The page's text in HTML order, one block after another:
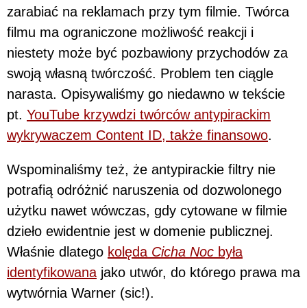
zarabiać na reklamach przy tym filmie. Twórca
filmu ma ograniczone możliwość reakcji i
niestety może być pozbawiony przychodów za
swoją własną twórczość. Problem ten ciągle
narasta. Opisywaliśmy go niedawno w tekście
pt. YouTube krzywdzi twórców antypirackim
wykrywaczem Content ID, także finansowo.
Wspominaliśmy też, że antypirackie filtry nie
potrafią odróżnić naruszenia od dozwolonego
użytku nawet wówczas, gdy cytowane w filmie
dzieło ewidentnie jest w domenie publicznej.
Właśnie dlatego kolęda Cicha Noc była
identyfikowana jako utwór, do którego prawa ma
wytwórnia Warner (sic!).